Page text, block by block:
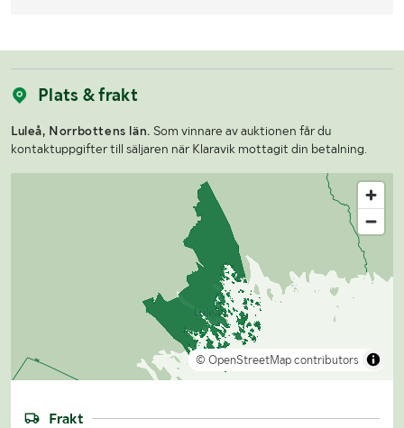
Plats & frakt
Luleå, Norrbottens län. Som vinnare av auktionen får du
kontaktuppgifter till säljaren när Klaravik mottagit din betalning.
© OpenStreetMap contributors
Frakt